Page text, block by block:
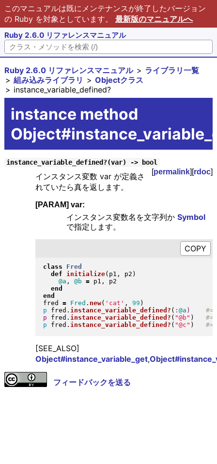
このマニュアルは既にメンテナンスが終了したバージョン
の Ruby を対象としています。 最新版のマニュアルへ
Ruby 2.6.0 リファレンスマニュアル
Ruby 2.6.0 リファレンスマニュアル
ライブラリ一覧
組み込みライブラリ
Objectクラス
instance_variable_defined?
instance method
instance_variable_defined?(var) -> bool
[permalink][rdoc]
インスタンス変数 var が定義さ
れていたら真を返します。
[PARAM] var:
インスタンス変数名を文字列か Symbol
で指定します。
class
Fred
def
initialize( p1, p2 )
@a , @b = p1, p2
end
end
fred = Fred . new( 'cat' , 99 )
p fred . instance_variable_defined? ( : @a )
p fred . instance_variable_defined? ( "@b " )
p fred . instance_variable_defined? ( "@c " )
[SEE_ALSO]
Object#instance_variable_get,
フィードバックを送る